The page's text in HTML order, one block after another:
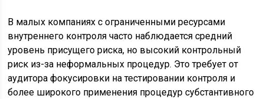
В малых компаниях с ограниченными ресурсами
внутреннего контроля часто наблюдается средний
уровень присущего риска, но высокий контрольный
риск из-за неформальных процедур. Это требует от
аудитора фокусировки на тестировании контроля и
более широкого применения процедур субстантивного